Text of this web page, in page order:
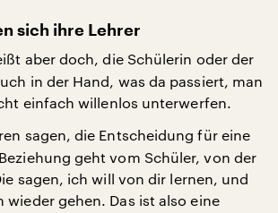
sich ihre Lehrer
aber doch, die Schülerin oder der
in der Hand, was da passiert, man
einfach willenlos unterwerfen.
sagen, die Entscheidung für eine
geht vom Schüler, von der
sagen, ich will von dir lernen, und
wieder gehen. Das ist also eine